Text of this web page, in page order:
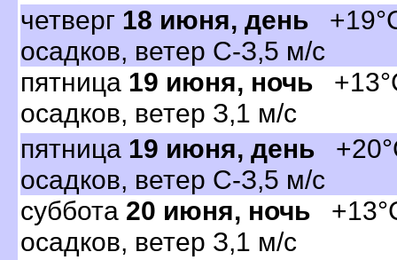
четвер 18 июня, день
осадков, ветер С-З,5 м/с
пятница 19 июня, ночь
осадков, ветер З,1 м/с
пятница 19 июня, день
осадков, ветер С-З,5 м/с
суббота 20 июня, ночь
осадков, ветер З,1 м/с